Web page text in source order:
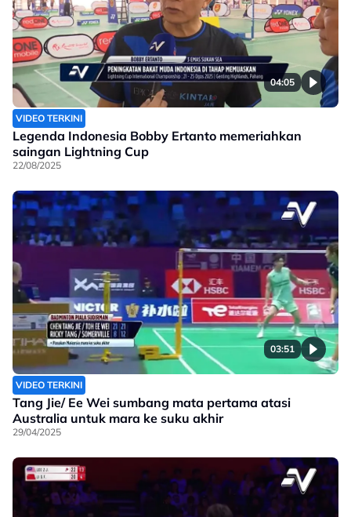
04:05
VIDEO TERKINI
Legenda Indonesia Bobby Ertanto memeriahkan
saingan Lightning Cup
22/08/2025
03:51
VIDEO TERKINI
Tang Jie/ Ee Wei sumbang mata pertama atasi
Australia untuk mara ke suku akhir
29/04/2025